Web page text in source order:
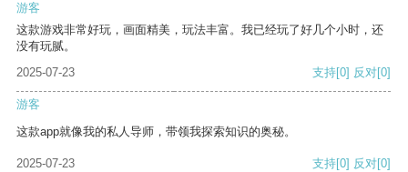
游客
这款游戏非常好玩，画面精美，玩法丰富。我已经玩了好几个小时，还
没有玩腻。
2025-07-23
支持[0] 反对[0]
游客
这款app就像我的私人导师，带领我探索知识的奥秘。
2025-07-23 支持[0] 反对[0]